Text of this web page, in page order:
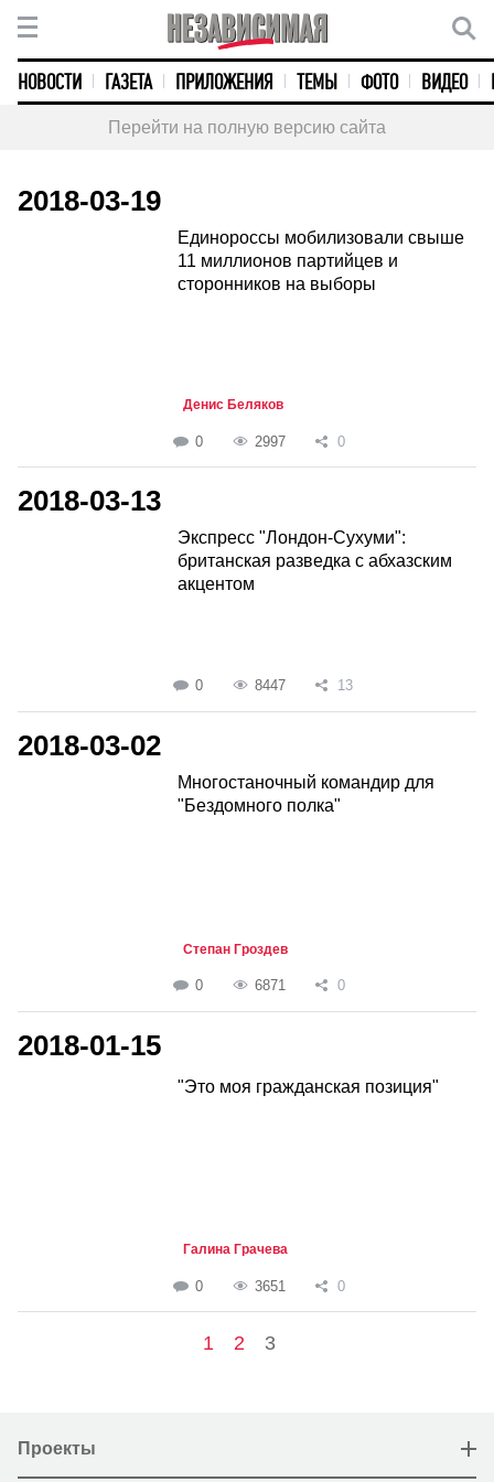
НОВОСТИ ГАЗЕТА ПРИЛОЖЕНИЯ ТЕМЫ ФОТО ВИДЕО
Перейти на полную версию сайта
2018-03-19
Единороссы мобилизовали свыше
11 миллионов партийцев и
сторонников на выборы
Денис Беляков
0 2997 0
2018-03-13
Экспресс "Лондон-Сухуми":
британская разведка с абхазским
акцентом
0 8447 13
2018-03-02
Многостаночный командир для
"Бездомного полка"
Степан Гроздев
0 6871 0
2018-01-15
"Это моя гражданская позиция"
Галина Грачева
0 3651 0
1 2 3
Проекты